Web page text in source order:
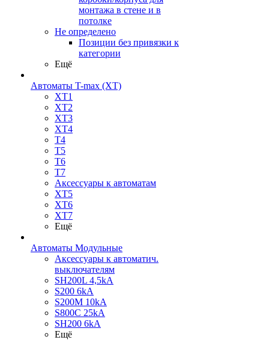
монтажа в стене и в
потолке
Не определено
Позиции без привязки к
категории
Ещё
Автоматы T-max (XT)
XT1
XT2
XT3
XT4
T4
T5
T6
T7
Аксессуары к автоматам
XT5
XT6
XT7
Ещё
Автоматы Модульные
Аксессуары к автоматич.
выключателям
SH200L 4,5kA
S200 6kA
S200M 10kA
S800C 25kA
SH200 6kA
Ещё